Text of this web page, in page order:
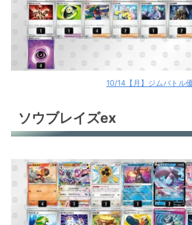
10/14【月】ジムバトル
ソウブレイズex